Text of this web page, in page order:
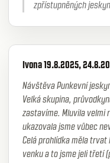
zpřístupněných
Ivona 19.8.2025,
Návštěva Punkevní
Velká skupina, průvodkyně ani
zastavíme. Mluvila velmi rychle
ukazovala jsme vůbec
Celá prohlídka měla
venku a to jsme jeli třetí